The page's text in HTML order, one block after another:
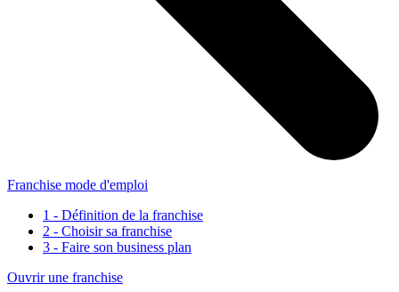
Franchise mode d'emploi
1 - Définition de la franchise
2 - Choisir sa franchise
3 - Faire son business plan
Ouvrir une franchise